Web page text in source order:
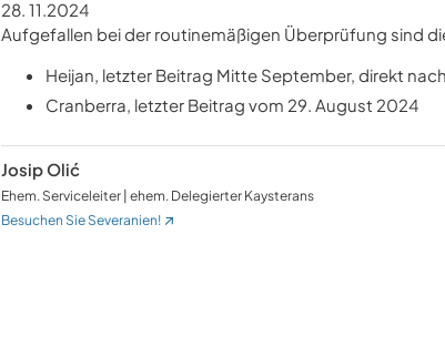
28. 11.2024
Aufgefallen bei der routinemäßigen Überprüfung sind
Heijan, letzter Beitrag Mitte September, direkt
Cranberra, letzter Beitrag vom 29. August 2024
Josip Olić
Ehem. Serviceleiter | ehem. Delegierter Kaysterans
Besuchen Sie Severanien!